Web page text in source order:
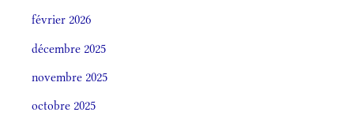
février 2026
décembre 2025
novembre 2025
octobre 2025